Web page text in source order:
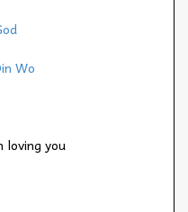
Wo
loving you